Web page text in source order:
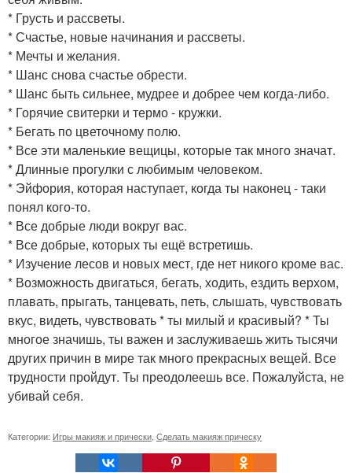
* Грусть и рассветы.
* Счастье, новые начинания и рассветы.
* Мечты и желания.
* Шанс снова счастье обрести.
* Шанс быть сильнее, мудрее и добрее чем когда-либо.
* Горячие свитерки и термо - кружки.
* Бегать по цветочному полю.
* Все эти маленькие вещицы, которые так много значат.
* Длинные прогулки с любимым человеком.
* Эйфория, которая наступает, когда ты наконец - таки
понял кого-то.
* Все добрые люди вокруг вас.
* Все добрые, которых ты ещё встретишь.
* Изучение лесов и новых мест, где нет никого кроме вас.
* Возможность двигаться, бегать, ходить, ездить верхом,
плавать, прыгать, танцевать, петь, слышать, чувствовать
вкус, видеть, чувствовать * ты милый и красивый? * Ты
многое значишь, ты важен и заслуживаешь жить тысячи
других причин в мире так много прекрасных вещей. Все
трудности пройдут. Ты преодолеешь все. Пожалуйста, не
убивай себя.
Категории: Игры макияж и прически Сделать макияж прическу